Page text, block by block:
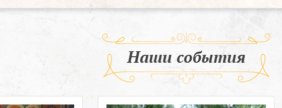
Наши события